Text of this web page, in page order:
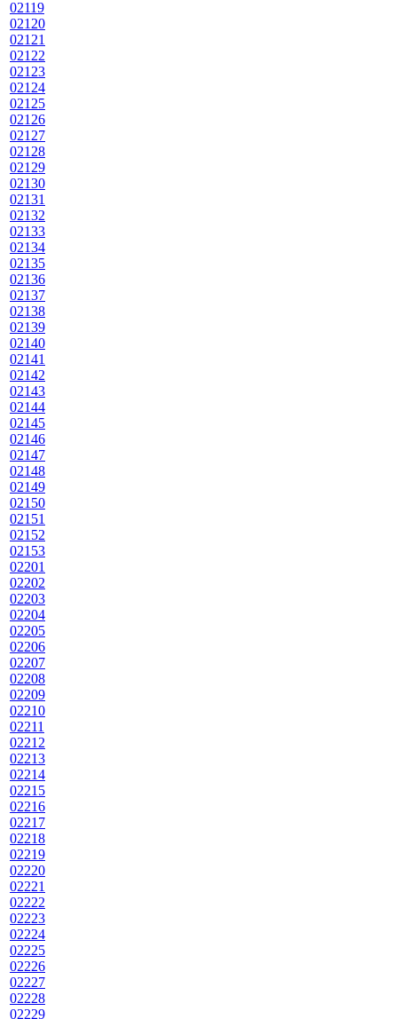
02119
02120
02121
02122
02123
02124
02125
02126
02127
02128
02129
02130
02131
02132
02133
02134
02135
02136
02137
02138
02139
02140
02141
02142
02143
02144
02145
02146
02147
02148
02149
02150
02151
02152
02153
02201
02202
02203
02204
02205
02206
02207
02208
02209
02210
02211
02212
02213
02214
02215
02216
02217
02218
02219
02220
02221
02222
02223
02224
02225
02226
02227
02228
02229